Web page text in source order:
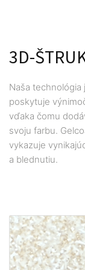
3D-
Naša technológia
poskytuje
vďaka čomu
svoju farbu.
vykazuje
a blednutiu.